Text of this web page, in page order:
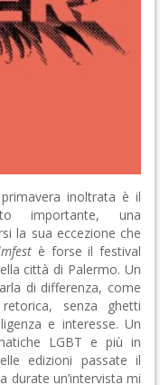
inoltrata è il
importante, una
la sua eccezione che
è forse il festival
città di Palermo. Un
di differenza, come
senza ghetti
e interesse. Un
LGBT e più in
edizioni passate il
durate un’intervista mi